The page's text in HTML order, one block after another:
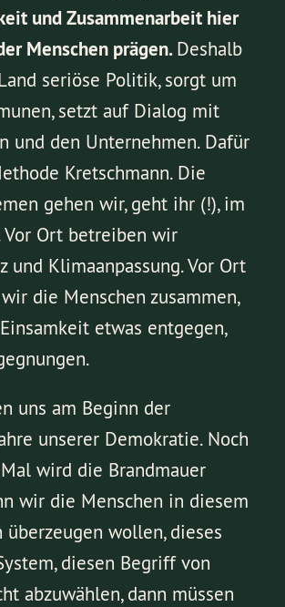
und Zusammenarbeit hier
Menschen prägen.Deshalb
seriöse Politik, sorgt um
setzt auf Dialog mit
und den Unternehmen. Dafür
Kretschmann. Die
gehen wir, geht ihr (!), im
Vor Ort betreiben wir
und Klimaanpassung. Vor Ort
die Menschen zusammen,
etwas entgegen,
uns am Beginn der
unserer Demokratie. Noch
wird die Brandmauer
wir die Menschen in diesem
überzeugen wollen, dieses
diesen Begriff von
abzuwählen, dann müssen